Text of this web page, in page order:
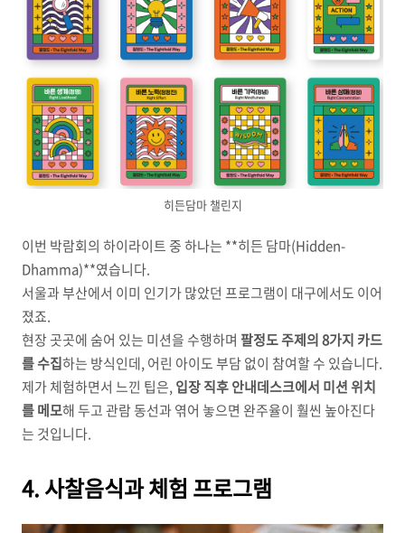
히든담마 챌린지
이번 박람회의 하이라이트 중 하나는 **히든 담마(Hidden-
Dhamma)**였습니다.
서울과 부산에서 이미 인기가 많았던 프로그램이 대구에서도 이어
졌죠.
현장 곳곳에 숨어 있는 미션을 수행하며 팔정도 주제의 8가지 카드
를 수집하는 방식인데, 어린 아이도 부담 없이 참여할 수 있습니다.
제가 체험하면서 느낀 팁은, 입장 직후 안내데스크에서 미션 위치
를 메모해 두고 관람 동선과 엮어 놓으면 완주율이 훨씬 높아진다
는 것입니다.
4. 사찰음식과 체험 프로그램